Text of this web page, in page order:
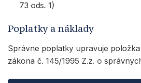
73 ods. 1)
Poplatky a náklady
Správne poplatky upravuje
zákona č. 145/1995 Z.z. o